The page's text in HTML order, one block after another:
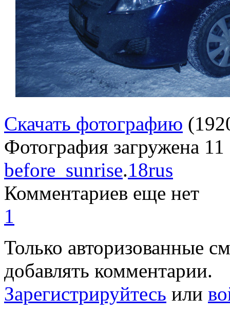
Скачать фотографию
Фотография загружена
before_sunrise.18rus
Комментариев еще нет
1
Только авторизованные
добавлять комментарии.
Зарегистрируйтесь или